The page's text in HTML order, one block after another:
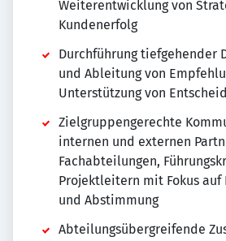
Weiterentwicklung von
Kundenerfolg
Durchführung tiefgehender
und Ableitung von
Unterstützung von
Zielgruppengerechte
internen und externen
Fachabteilungen,
Projektleitern mit Fokus auf
und Abstimmung
Abteilungsübergreifende